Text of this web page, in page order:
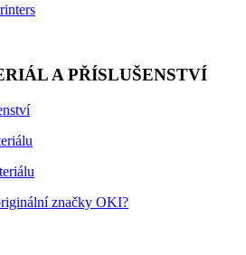
A PŘÍSLUŠENSTVÍ
značky OKI?